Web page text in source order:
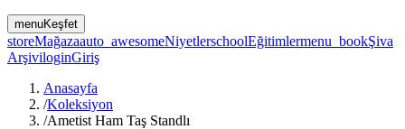
menuKeşfet
storeMağazaauto_awesomeNiyetlerschoolEğitimlermenu_bookŞiva
ArşiviloginGiriş
Anasayfa
/Koleksiyon
/Ametist Ham Taş Standlı